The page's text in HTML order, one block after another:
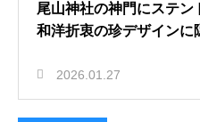
尾山神社の神門にステン
和洋折衷の珍デザインに
2026.01.27